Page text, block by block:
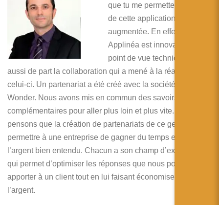
que tu me permettes de parler
de cette application de réalité
augmentée. En effet ce projet
Applinéa est innovant du
point de vue technique mais
aussi de part la collaboration qui a mené à la réalisation de
celui-ci. Un partenariat a été créé avec la société B-
Wonder. Nous avons mis en commun des savoirs
complémentaires pour aller plus loin et plus vite. Nous
pensons que la création de partenariats de ce genre peut
permettre à une entreprise de gagner du temps et de
l’argent bien entendu. Chacun a son champ d’expertise ce
qui permet d’optimiser les réponses que nous pouvons
apporter à un client tout en lui faisant économiser de
l’argent.